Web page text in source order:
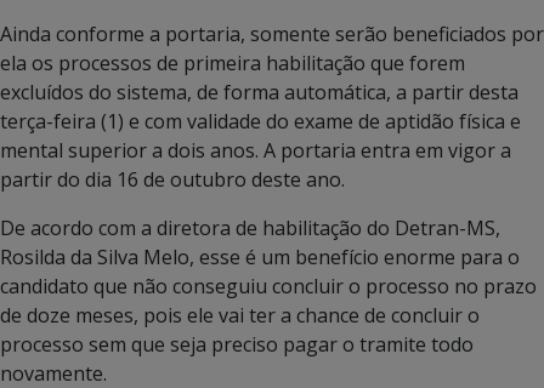
Ainda conforme a portaria, somente serão beneficiados por
ela os processos de primeira habilitação que forem
excluídos do sistema, de forma automática, a partir desta
terça-feira (1) e com validade do exame de aptidão física e
mental superior a dois anos. A portaria entra em vigor a
partir do dia 16 de outubro deste ano.
De acordo com a diretora de habilitação do Detran-MS,
Rosilda da Silva Melo, esse é um benefício enorme para o
candidato que não conseguiu concluir o processo no prazo
de doze meses, pois ele vai ter a chance de concluir o
processo sem que seja preciso pagar o tramite todo
novamente.